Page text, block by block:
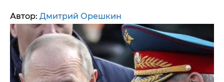
Автор: Дмитрий Орешкин